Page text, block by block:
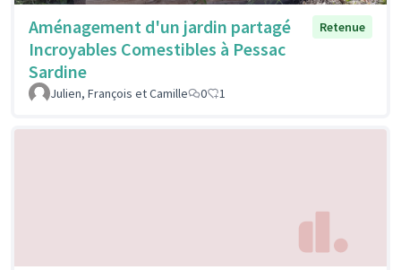
Aménagement d'un jardin partagé
Incroyables Comestibles à Pessac
Sardine
Retenue
Julien, François et Camille 0 1